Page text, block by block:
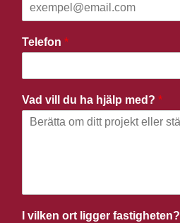
Telefon *
Vad vill du ha hjälp med? *
I vilken ort ligger fastigheten?